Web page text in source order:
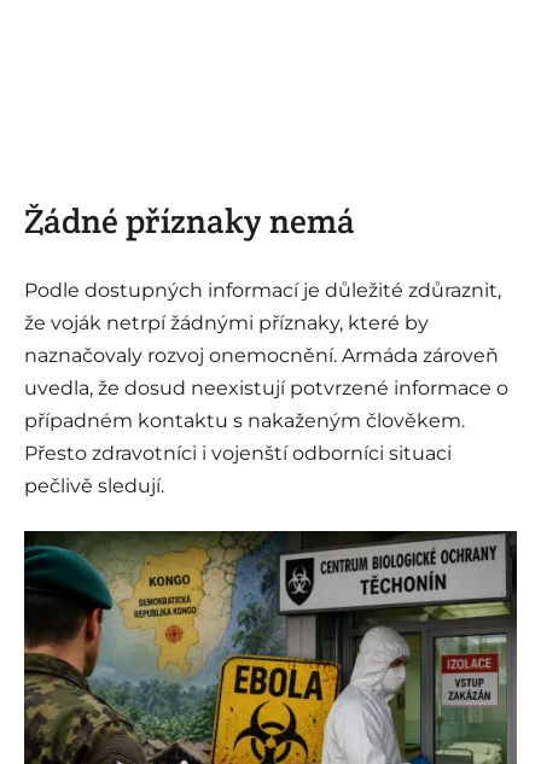
Žádné příznaky nemá
Podle dostupných informací je důležité zdůraznit,
že voják netrpí žádnými příznaky, které by
naznačovaly rozvoj onemocnění. Armáda zároveň
uvedla, že dosud neexistují potvrzené informace o
případném kontaktu s nakaženým člověkem.
Přesto zdravotníci i vojenští odborníci situaci
pečlivě sledují.